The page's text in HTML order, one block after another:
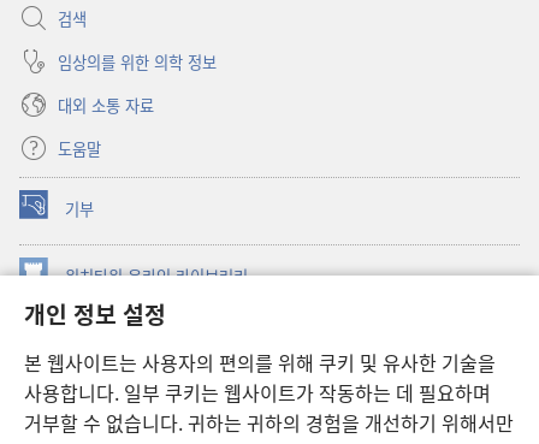
개인 정보 설정
본 웹사이트는 사용자의 편의를 위해 쿠키 및 유사한 기술을
사용합니다. 일부 쿠키는 웹사이트가 작동하는 데 필요하며
거부할 수 없습니다. 귀하는 귀하의 경험을 개선하기 위해서만
검색
임상의를 위한 의학 정보
대외 소통 자료
도움말
기부
(새로운
창
열기) 워치타워 온라인 라이브러리
창
JW Hub ®
창
열기) JW 라이브러리
워치타워 라이브러리